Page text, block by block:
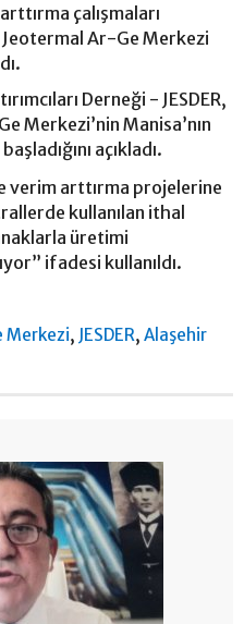
çalışmaları
Jeotermal Ar-Ge Merkezi
Derneği - JESDER,
Merkezi’nin Manisa’nın
açıkladı.
verim arttırma projelerine
kullanılan ithal
üretimi
ifadesi kullanıldı.
Merkezi, JESDER,Alaşehir